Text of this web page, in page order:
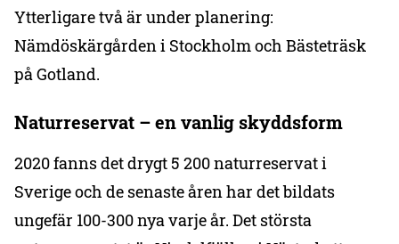
Ytterligare två är under planering:
Nämdöskärgården i Stockholm och Bästeträsk
på Gotland.
Naturreservat – en vanlig skyddsform
2020 fanns det drygt 5 200 naturreservat i
Sverige och de senaste åren har det bildats
ungefär 100-300 nya varje år. Det största